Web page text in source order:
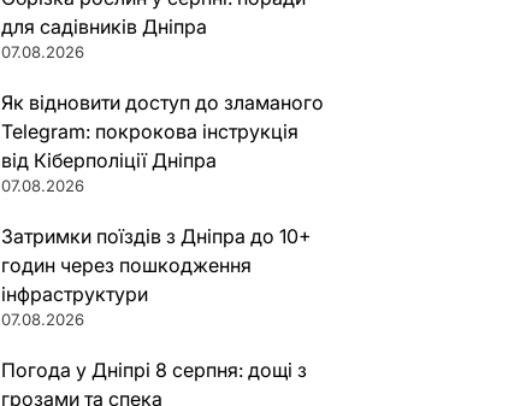
для садівників Дніпра
07.08.2026
Як відновити доступ до зламаного
Telegram: покрокова інструкція
від Кіберполіції Дніпра
07.08.2026
Затримки поїздів з Дніпра до 10+
годин через пошкодження
інфраструктури
07.08.2026
Погода у Дніпрі 8 серпня: дощі з
грозами та спека